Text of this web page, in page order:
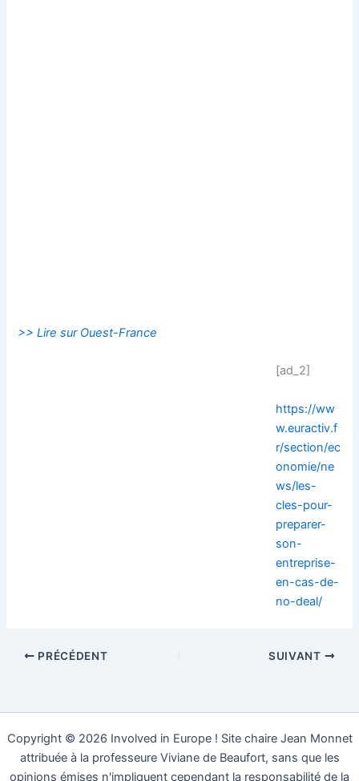
>> Lire sur Ouest-France
[ad_2]
https://ww
w.euractiv.f
r/section/ec
onomie/ne
ws/les-
cles-pour-
preparer-
son-
entreprise-
en-cas-de-
no-deal/
PRÉCÉDENT SUIVANT
Copyright © 2026 Involved in Europe ! Site chaire Jean Monnet
attribuée à la professeure Viviane de Beaufort, sans que les
opinions émises n'impliquent cependant la responsabilité de la